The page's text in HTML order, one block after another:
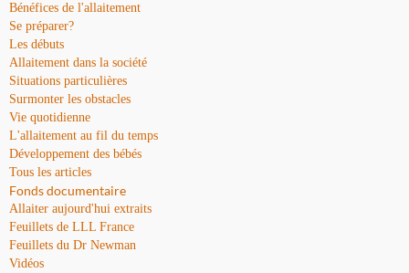
Bénéfices de l'allaitement
Se préparer?
Les débuts
Allaitement dans la société
Situations particulières
Surmonter les obstacles
Vie quotidienne
L'allaitement au fil du temps
Développement des bébés
Tous les articles
Fonds documentaire
Allaiter aujourd'hui extraits
Feuillets de LLL France
Feuillets du Dr Newman
Vidéos